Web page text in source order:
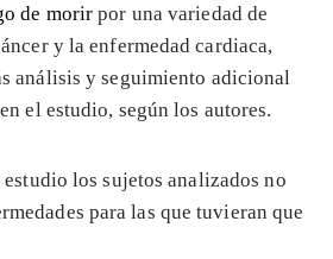
de morir por una variedad de
y la enfermedad cardiaca,
análisis y seguimiento adicional
el estudio, según los autores.
los sujetos analizados no
para las que tuvieran que